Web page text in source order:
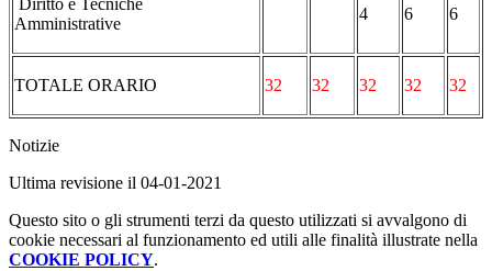
Diritto e Tecniche
Amministrative
4 6 6
TOTALE ORARIO 32 32 32 32 32
Notizie
Ultima revisione il 04-01-2021
Questo sito o gli strumenti terzi da questo utilizzati si avvalgono di
cookie necessari al funzionamento ed utili alle finalità illustrate nella
COOKIE POLICY.